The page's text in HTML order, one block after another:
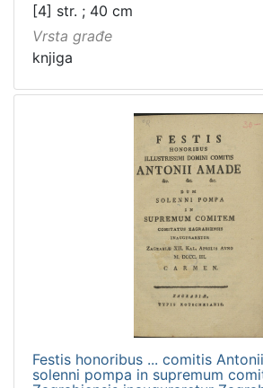
[4] str. ; 40 cm
Vrsta građe
knjiga
Festis honoribus ... comitis
solenni pompa in supremum